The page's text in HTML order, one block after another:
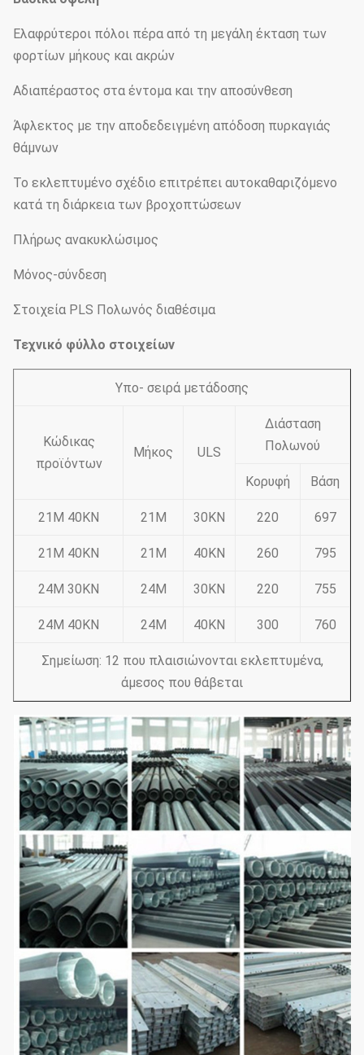
Ελαφρύτεροι πόλοι πέρα από τη μεγάλη έκταση των
φορτίων μήκους και ακρών
Αδιαπέραστος στα έντομα και την αποσύνθεση
Άφλεκτος με την αποδεδειγμένη απόδοση πυρκαγιάς
θάμνων
Το εκλεπτυμένο σχέδιο επιτρέπει αυτοκαθαριζόμενο
κατά τη διάρκεια των βροχοπτώσεων
Πλήρως ανακυκλώσιμος
Μόνος-σύνδεση
Στοιχεία PLS Πολωνός διαθέσιμα
Τεχνικό φύλλο στοιχείων
Υπο- σειρά μετάδοσης
Κώδικας
προϊόντων
Μήκος ULS
Διάσταση
Πολωνού
Κορυφή Βάση
21M 40KN 21M 30KN 220 697
21M 40KN 21M 40KN 260 795
24M 30KN 24M 30KN 220 755
24M 40KN 24M 40KN 300 760
Σημείωση: 12 που πλαισιώνονται εκλεπτυμένα,
άμεσος που θάβεται